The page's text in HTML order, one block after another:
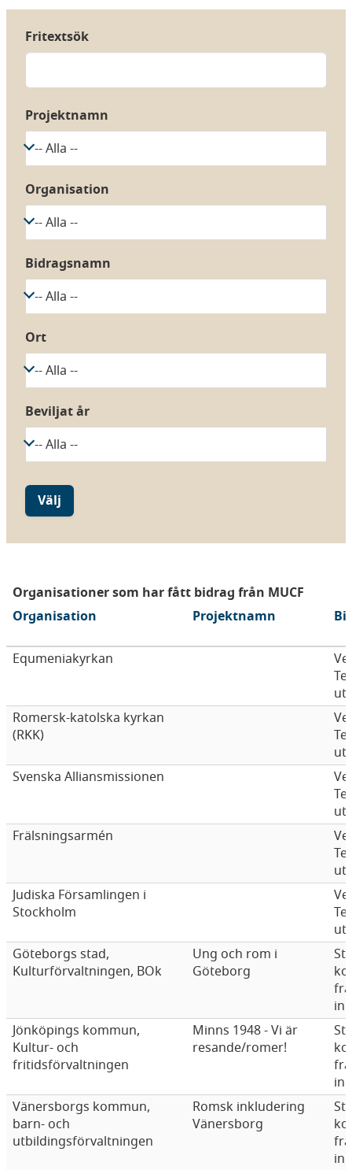
Hoppa
huvudinnehåll
Fritextsök
Projektnamn
Organisation
Bidragsnamn
Ort
Beviljat år
Organisationer som har fått bidrag från MUCF
Organisation
Projektnamn
Equmeniakyrkan
Romersk-katolska kyrkan
(RKK)
Svenska Alliansmissionen
Frälsningsarmén
Judiska Församlingen i
Stockholm
Göteborgs stad,
Kulturförvaltningen, BOk
Ung och rom i
Göteborg
Jönköpings kommun,
Kultur- och
fritidsförvaltningen
Minns 1948 - Vi är
resande/romer!
Vänersborgs kommun,
barn- och
utbildingsförvaltningen
Romsk inkludering
Vänersborg